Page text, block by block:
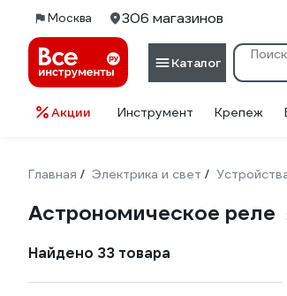
Москва 306 магазинов
Каталог
Акции Инструмент Крепеж
Главная / Электрика и свет /
Астрономическое реле
Найдено 33 товара